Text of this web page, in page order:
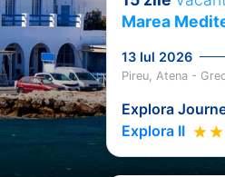
Marea
13 Iul 2026
Pireu, Atena -
Explora
Explora II